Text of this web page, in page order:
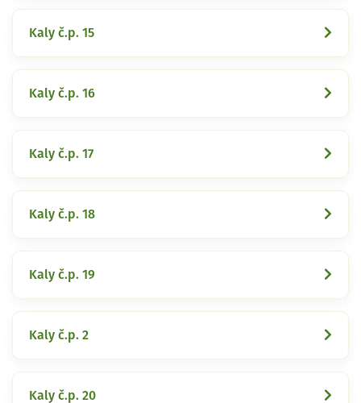
Kaly č.p. 15
Kaly č.p. 16
Kaly č.p. 17
Kaly č.p. 18
Kaly č.p. 19
Kaly č.p. 2
Kaly č.p. 20